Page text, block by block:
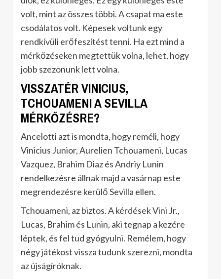
volt, mint az összes többi. A csapat ma este
csodálatos volt. Képesek voltunk egy
rendkívüli erőfeszítést tenni. Ha ezt mind a
mérkőzéseken megtettük volna, lehet, hogy
jobb szezonunk lett volna.
VISSZATÉR VINICIUS,
TCHOUAMENI A SEVILLA
MÉRKŐZÉSRE?
Ancelotti azt is mondta, hogy reméli, hogy
Vinicius Junior, Aurelien Tchouameni, Lucas
Vazquez, Brahim Diaz és Andriy Lunin
rendelkezésre állnak majd a vasárnap este
megrendezésre kerülő Sevilla ellen.
Tchouameni, az biztos. A kérdések Vini Jr.,
Lucas, Brahim és Lunin, aki tegnap a kezére
léptek, és fel tud gyógyulni. Remélem, hogy
négy játékost vissza tudunk szerezni, mondta
az újságíróknak.